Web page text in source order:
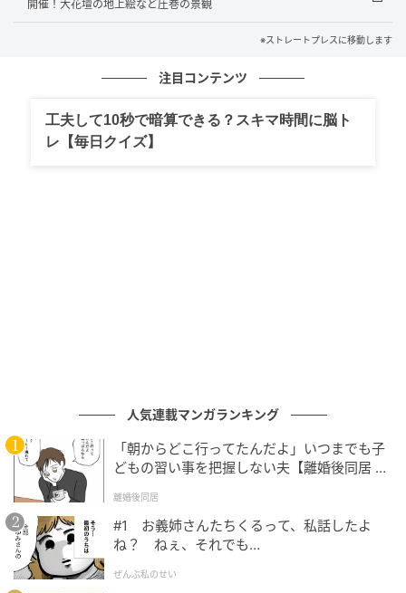
る。
お店に立ち寄った人たちに何かを感じてもらい、さま
という。
チップス伊勢醤油蜜、おいもチップス宮古島の雪塩を
用意。「常温焼き菓子」は、おいものスティックタル
ト、おいものパイ、おいものポルボロン、柿のフィナ
ンシェを取り揃えている。
そのほか各種ギフトセットや、これらの商品と相性の
良いお茶等も用意している。
開催！大花壇の地上絵など圧巻の景観
※ストレートプレスに移動します
注目コンテンツ
工夫して10秒で暗算できる？スキマ時間に脳ト
レ【毎日クイズ】
人気連載マンガランキング
「朝からどこ行ってたんだよ」いつまでも子
どもの習い事を把握しない夫【離婚後同居 Vo
離婚後同居
#1 お義姉さんたちくるって、私話したよ
ね？ ねぇ、それでも…
ぜんぶ私のせい